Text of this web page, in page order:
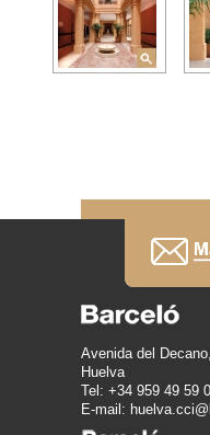
Avenida del
Huelva
Tel: +34 959 49 59
E-mail: